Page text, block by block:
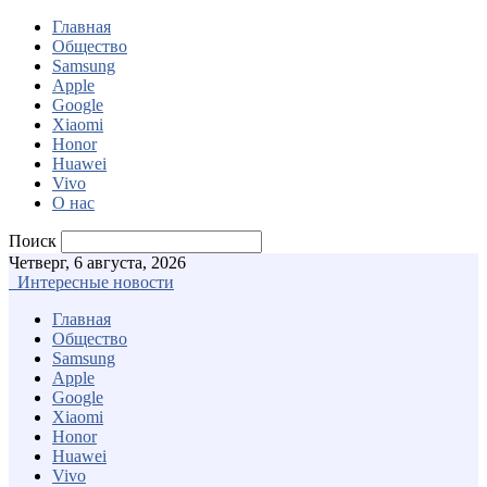
Главная
Общество
Samsung
Apple
Google
Xiaomi
Honor
Huawei
Vivo
О нас
Поиск
Четверг, 6 августа, 2026
Интересные новости
Главная
Общество
Samsung
Apple
Google
Xiaomi
Honor
Huawei
Vivo